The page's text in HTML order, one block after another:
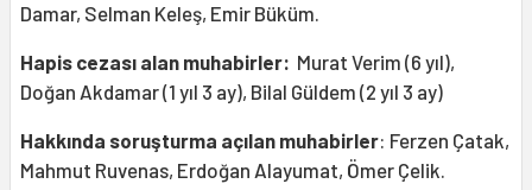
Damar, Selman Keleş, Emir Büküm.
Hapis cezası alan muhabirler: Murat Verim (6 yıl),
Doğan Akdamar (1 yıl 3 ay), Bilal Güldem (2 yıl 3 ay)
Hakkında soruşturma açılan muhabirler: Ferzen Çatak,
Mahmut Ruvenas, Erdoğan Alayumat, Ömer Çelik.